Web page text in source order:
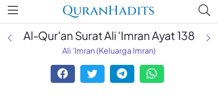
QuranHadits
Al-Qur'an Surat Ali 'Imran Ayat 138
Ali 'Imran (Keluarga Imran)